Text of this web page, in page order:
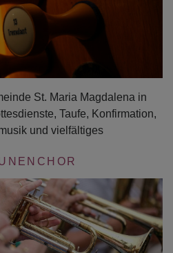
St. Maria Magdalena in
Taufe, Konfirmation,
und vielfältiges